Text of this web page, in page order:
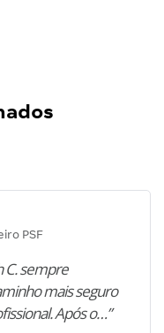
PSF
C. sempre
mais seguro
Após o…”